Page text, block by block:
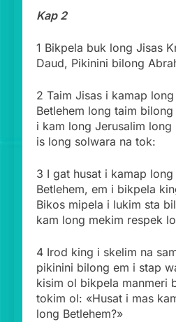
Kap 2
1 Bikpela buk long Jisas
Daud, Pikinini bilong
2 Taim Jisas i kamap
Betlehem long taim
i kam long Jerusalim
is long solwara na tok:
3 I gat husat i kamap
Betlehem, em i bikpela
Bikos mipela i lukim sta
kam long mekim respek
4 Irod king i skelim na
pikinini bilong em i stap
kisim ol bikpela manmeri
tokim ol: «Husat i mas
long Betlehem?»